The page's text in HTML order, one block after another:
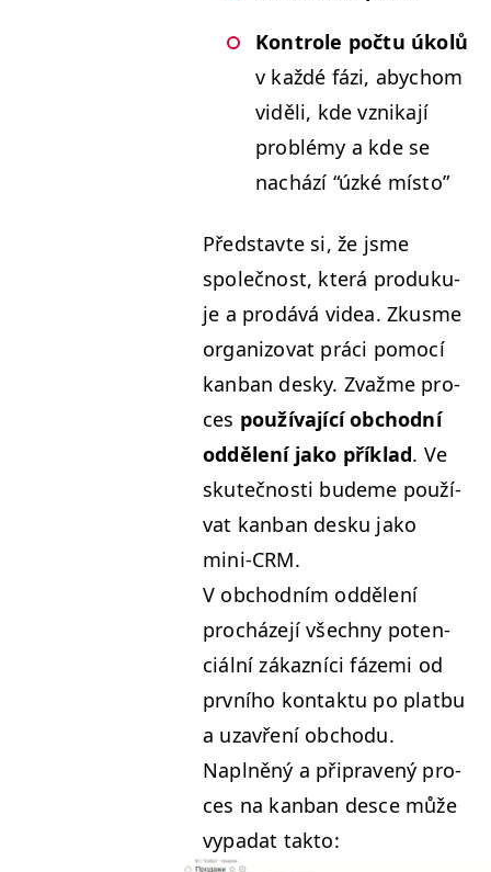
Kon­t­role poč­tu úkolů
v každé fázi, aby­chom
viděli, kde vznika­jí
prob­lémy a kde se
nachází “úzké mís­to”
Před­stavte si, že jsme
společnost, která pro­duku­
je a prodává videa. Zkusme
orga­ni­zo­vat prá­ci pomocí
kan­ban desky. Zvažme pro­
ces použí­va­jící obchod­ní
odd­ělení jako přík­lad. Ve
skutečnos­ti budeme použí­
vat kan­ban desku jako
mini-CRM.
V obchod­ním odd­ělení
procháze­jí všech­ny poten­
ciál­ní zákazní­ci fáze­mi od
prvního kon­tak­tu po plat­bu
a uza­vření obchodu.
Naplněný a připravený pro­
ces na kan­ban desce může
vypa­dat takto: